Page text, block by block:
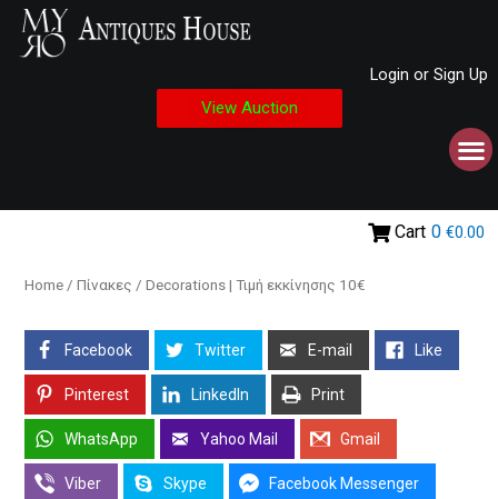
Login or Sign Up
View Auction
Cart 0 €0.00
Home / Πίνακες / Decorations | Τιμή εκκίνησης 10€
Facebook Twitter E-mail Like
Pinterest LinkedIn Print
WhatsApp Yahoo Mail Gmail
Viber Skype Facebook Messenger